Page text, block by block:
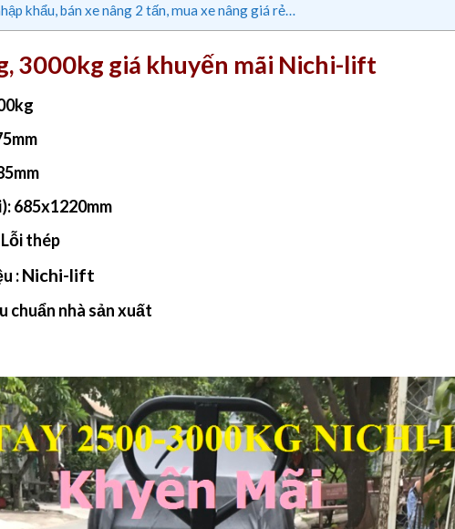
khẩu, bán xe nâng 2 tấn, mua xe nâng giá rẻ…
3000kg giá khuyến mãi Nichi-lift
685x1220mm
thép
:Nichi-lift
chuẩn nhà sản xuất